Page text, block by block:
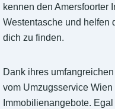
kennen den Amersfoorter
Westentasche und helfen
dich zu finden.
Dank ihres
vom Umzugsservice
Immobilienangebote.